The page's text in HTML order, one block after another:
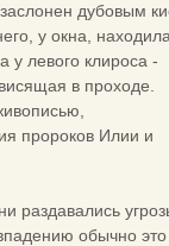
дубовым
у окна,
у левого клироса -
в проходе.
пророков Илии и
разда­вались
обычно это